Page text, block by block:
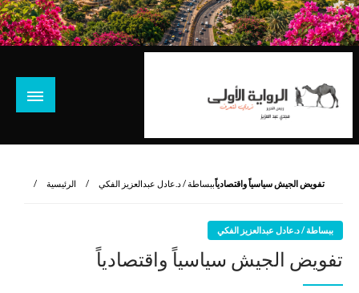
نروي لتعرف
الرئيسية ببساطة / د.عادل عبدالعزيز الفكيتفويض الجيش سياسياً واقتصادياً
ببساطة / د.عادل عبدالعزيز الفكي
تفويض الجيش سياسياً واقتصادياً